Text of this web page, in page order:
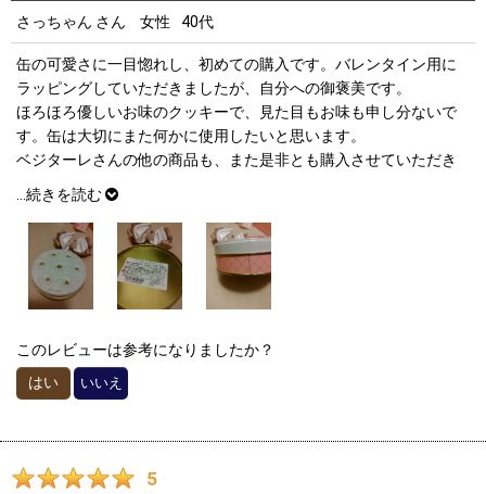
さっちゃん さん 女性 40代
缶の可愛さに一目惚れし、初めての購入です。バレンタイン用に
ラッピングしていただきましたが、自分への御褒美です。
ほろほろ優しいお味のクッキーで、見た目もお味も申し分ないで
す。缶は大切にまた何かに使用したいと思います。
ベジターレさんの他の商品も、また是非とも購入させていただき
ます。
続きを読む
このレビューは参考になりましたか？
はい
いいえ
5